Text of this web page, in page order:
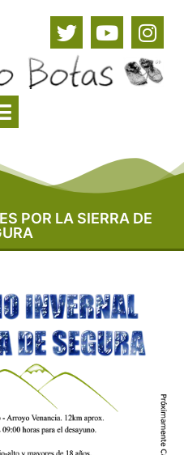
POR LA SIERRA DE